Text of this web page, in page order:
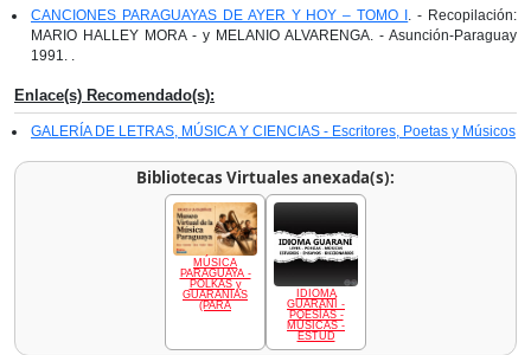
CANCIONES PARAGUAYAS DE AYER Y HOY – TOMO I . - Recopilación:
MARIO HALLEY MORA - y MELANIO ALVARENGA. - Asunción-Paraguay
1991. .
Enlace(s) Recomendado(s):
GALERÍA DE LETRAS, MÚSICA Y CIENCIAS - Escritores, Poetas y Músicos
Bibliotecas Virtuales anexada(s):
MÚSICA
PARAGUAYA -
POLKAS y
GUARANIAS
(PARA
IDIOMA
GUARANÍ -
POESÍAS -
MÚSICAS -
ESTUD